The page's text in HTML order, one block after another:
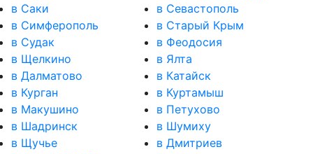
в Саки
в Севастополь
в Симферополь
в Старый Крым
в Судак
в Феодосия
в Щелкино
в Ялта
в Далматово
в Катайск
в Курган
в Куртамыш
в Макушино
в Петухово
в Шадринск
в Шумиху
в Щучье
в Дмитриев